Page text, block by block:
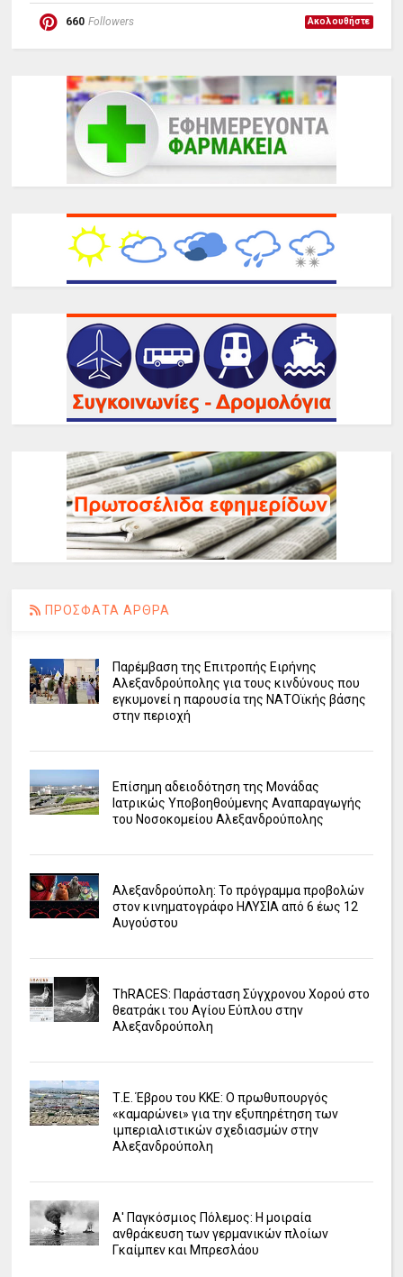
660 Followers Ακολουθήστε
ΠΡΟΣΦΑΤΑ ΑΡΘΡΑ
Παρέμβαση της Επιτροπής Ειρήνης
Αλεξανδρούπολης για τους κινδύνους που
εγκυμονεί η παρουσία της ΝΑΤΟϊκής βάσης
στην περιοχή
Επίσημη αδειοδότηση της Μονάδας
Ιατρικώς Υποβοηθούμενης Αναπαραγωγής
του Νοσοκομείου Αλεξανδρούπολης
Αλεξανδρούπολη: Το πρόγραμμα προβολών
στον κινηματογράφο ΗΛΥΣΙΑ από 6 έως 12
Αυγούστου
ΤhRACES: Παράσταση Σύγχρονου Χορού στο
θεατράκι του Αγίου Εύπλου στην
Αλεξανδρούπολη
Τ.Ε. Έβρου του ΚΚΕ: Ο πρωθυπουργός
«καμαρώνει» για την εξυπηρέτηση των
ιμπεριαλιστικών σχεδιασμών στην
Αλεξανδρούπολη
Α' Παγκόσμιος Πόλεμος: Η μοιραία
ανθράκευση των γερμανικών πλοίων
Γκαίμπεν και Μπρεσλάου